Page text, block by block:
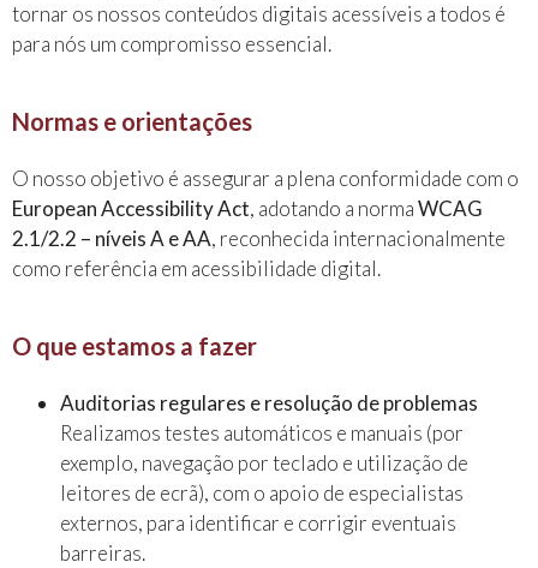
tornar os nossos conteúdos digitais acessíveis a todos é
para nós um compromisso essencial.
Normas e orientações
O nosso objetivo é assegurar a plena conformidade com o
European Accessibility Act, adotando a normaWCAG
2.1/2.2 – níveis A e AA, reconhecida internacionalmente
como referência em acessibilidade digital.
O que estamos a fazer
Auditorias regulares e resolução de problemas
Realizamos testes automáticos e manuais (por
exemplo, navegação por teclado e utilização de
leitores de ecrã), com o apoio de especialistas
externos, para identificar e corrigir eventuais
barreiras.